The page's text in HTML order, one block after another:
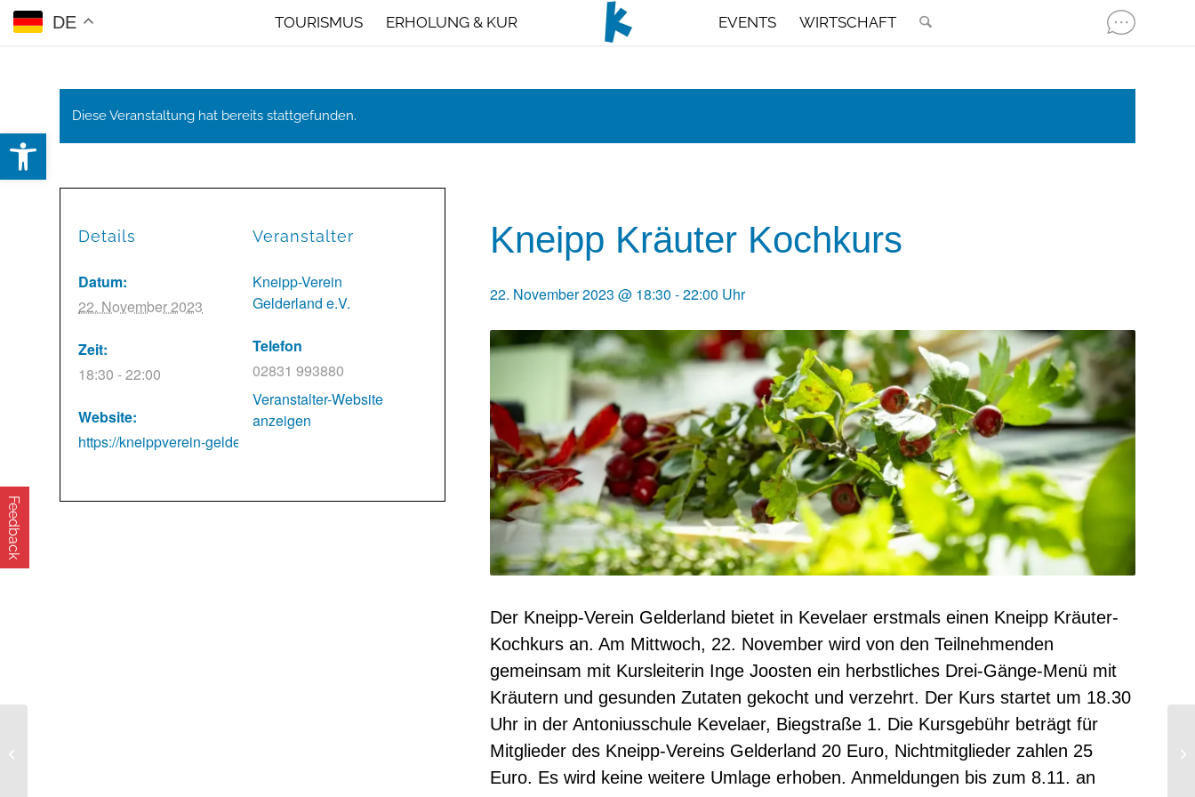
Open toolbar
Feedback
TOURISMUS ERHOLUNG & KUR EVENTS WIRTSCHAFT
Diese Veranstaltung hat bereits stattgefunden.
Kneipp Kräuter Kochkurs
22. November 2023 @ 18:30 -22:00
Der Kneipp-Verein Gelderland bietet in Kevelaer erstmals einen Kneipp Kräuter-
Kochkurs an. Am Mittwoch, 22. November wird von den Teilnehmenden
gemeinsam mit Kursleiterin Inge Joosten ein herbstliches Drei-Gänge-Menü mit
Kräutern und gesunden Zutaten gekocht und verzehrt. Der Kurs startet um 18.30
Uhr in der Antoniusschule Kevelaer, Biegstraße 1. Die Kursgebühr beträgt für
Mitglieder des Kneipp-Vereins Gelderland 20 Euro, Nichtmitglieder zahlen 25
Euro. Es wird keine weitere Umlage erhoben. Anmeldungen bis zum 8.11. an
Details
Datum:
22. November 2023
Zeit:
18:30 - 22:00
Website:
https://kneippverein-gelderland.de/kneipp-krauter-kochkurs-kevelaer/
Veranstalter
Kneipp-Verein
Gelderland e.V.
Telefon
02831 993880
Veranstalter-Website
anzeigen
DE